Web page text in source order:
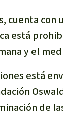
cuenta con
está
y el
está
de